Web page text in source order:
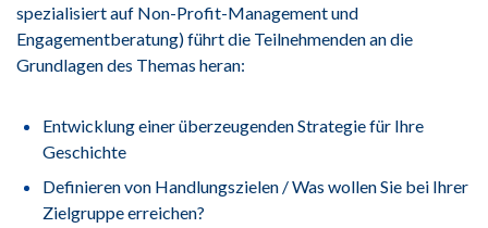
spezialisiert auf Non-Profit-Management und
Engagementberatung) führt die Teilnehmenden an die
Grundlagen des Themas heran:
Entwicklung einer überzeugenden Strategie für Ihre
Geschichte
Definieren von Handlungszielen / Was wollen Sie bei Ihrer
Zielgruppe erreichen?